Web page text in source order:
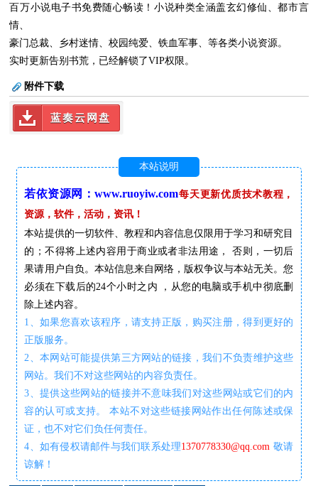
百万小说电子书免费随心畅读！小说种类全涵盖玄幻修仙、都市言
情、
豪门总裁、乡村迷情、校园纯爱、铁血军事、等各类小说资源。
实时更新告别书荒，已经解锁了VIP权限。
附件下载
蓝奏云网盘
本站说明
若依资源网：www.ruoyiw.com每天更新优质技术教程，
资源，软件，活动，资讯！
本站提供的一切软件、教程和内容信息仅限用于学习和研究目
的；不得将上述内容用于商业或者非法用途， 否则，一切后
果请用户自负。本站信息来自网络，版权争议与本站无关。您
必须在下载后的24个小时之内 ，从您的电脑或手机中彻底删
除上述内容。
1、如果您喜欢该程序，请支持正版，购买注册，得到更好的
正版服务。
2、本网站可能提供第三方网站的链接，我们不负责维护这些
网站。我们不对这些网站的内容负责任。
3、提供这些网站的链接并不意味我们对这些网站或它们的内
容的认可或支持。 本站不对这些链接网站作出任何陈述或保
证，也不对它们负任何责任。
4、如有侵权请邮件与我们联系处理1370778330@qq.com 敬请
谅解！